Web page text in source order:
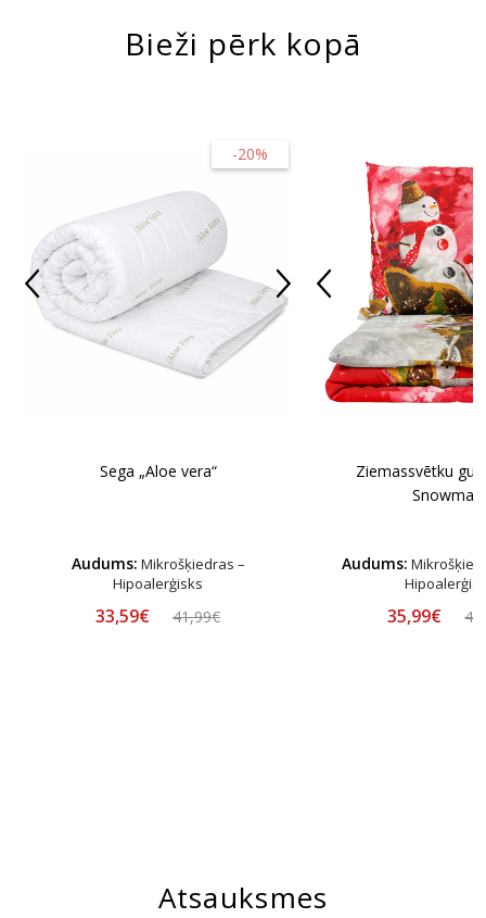
Bieži pērk kopā
-20%
Sega „Aloe vera“
Audums: Mikrošķiedras –
Hipoalerģisks
33,59€ 41,99€
Ziemassvētku
Audums:
35,99€
Atsauksmes